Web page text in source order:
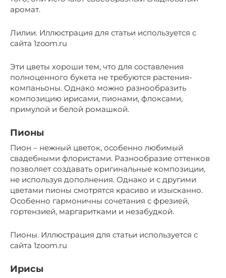
аромат.
Лилии. Иллюстрация для статьи используется с
сайта 1zoom.ru
Эти цветы хороши тем, что для составления
полноценного букета не требуются растения-
компаньоны. Однако можно разнообразить
композицию ирисами, пионами, флоксами,
примулой и белой ромашкой.
Пионы
Пион – нежный цветок, особенно любимый
свадебными флористами. Разнообразие оттенков
позволяет создавать оригинальные композиции,
не используя дополнения. Однако и с другими
цветами пионы смотрятся красиво и изысканно.
Особенно гармоничны сочетания с фрезией,
гортензией, маргаритками и незабудкой.
Пионы. Иллюстрация для статьи используется с
сайта 1zoom.ru
Ирисы